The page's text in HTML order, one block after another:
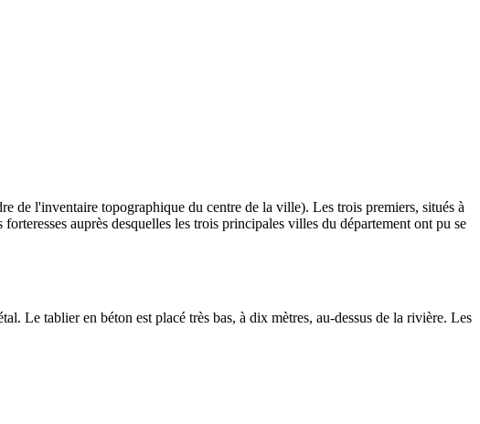
de l'inventaire topographique du centre de la ville). Les trois premiers, situés à
auprès desquelles les trois principales villes du département ont pu se
Le tablier en béton est placé très bas, à dix mètres, au-dessus de la rivière. Les